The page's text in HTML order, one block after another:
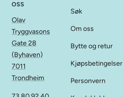
OSS
Olav
Tryggvasons
Gate 28
(Byhaven)
7011
Trondheim
Søk
Om oss
Bytte og retur
Kjøpsbetingelser
Personvern